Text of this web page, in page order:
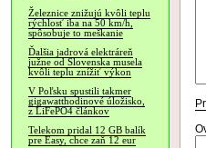
Železnice znižujú kvôli teplu
rýchlosť iba na 50 km/h,
spôsobuje to meškanie
Ďalšia jadrová elektráreň
južne od Slovenska musela
kvôli teplu znížiť výkon
V Poľsku spustili takmer
gigawatthodinové úložisko,
z LiFePO4 článkov
Telekom pridal 12 GB balík
pre Easy, chce zaň 12 eur